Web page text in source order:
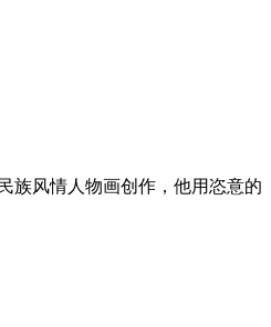
族风情人物画创作，他用恣意的